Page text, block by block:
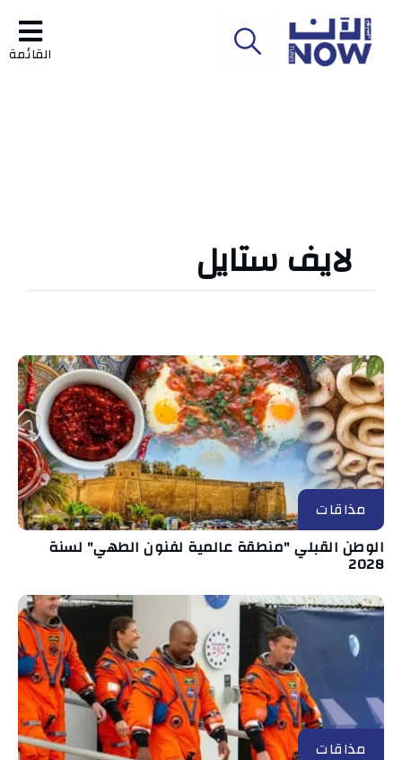
القائمة
لايف ستايل
مذاقات
الوطن القبلي "منطقة عالمية لفنون الطهي" لسنة
2028
مذاقات